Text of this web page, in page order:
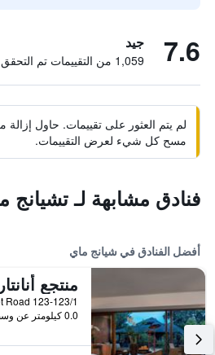
7.6 جيد
1,059 من التقييمات تم التحقق منها
لم يتم العثور على تقييمات. حاول إزالة
مسح كل شيء لعرض التقييمات.
فنادق مشابهة لـ تشيانج
أفضل الفنادق في شيانج ماي
0.0 كيلومتر عن وسط المدينة